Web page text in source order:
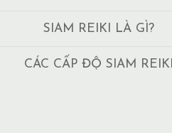
SIAM REIKI LÀ GÌ?
CÁC CẤP ĐỘ SIAM REIKI